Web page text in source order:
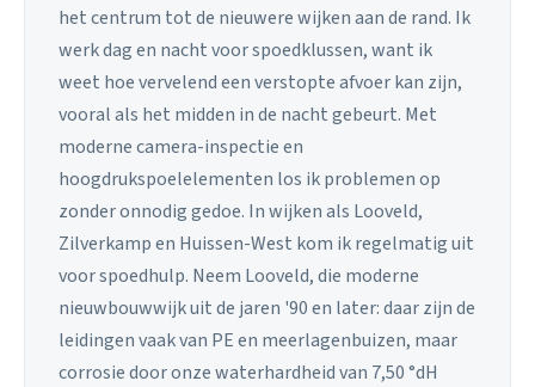
het centrum tot de nieuwere wijken aan de rand. Ik
werk dag en nacht voor spoedklussen, want ik
weet hoe vervelend een verstopte afvoer kan zijn,
vooral als het midden in de nacht gebeurt. Met
moderne camera-inspectie en
hoogdrukspoelelementen los ik problemen op
zonder onnodig gedoe. In wijken als Looveld,
Zilverkamp en Huissen-West kom ik regelmatig uit
voor spoedhulp. Neem Looveld, die moderne
nieuwbouwwijk uit de jaren '90 en later: daar zijn de
leidingen vaak van PE en meerlagenbuizen, maar
corrosie door onze waterhardheid van 7,50 °dH